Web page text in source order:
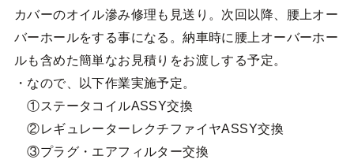
カバーのオイル滲み修理も見送り。次回以降、腰上オー
バーホールをする事になる。納車時に腰上オーバーホー
ルも含めた簡単なお見積りをお渡しする予定。
・なので、以下作業実施予定。
①ステータコイルASSY交換
②レギュレーターレクチファイヤASSY交換
③プラグ・エアフィルター交換